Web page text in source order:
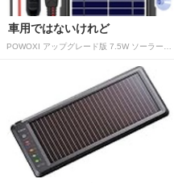
車用ではないけれど